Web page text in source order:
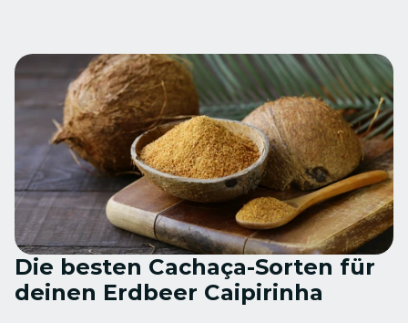
Die besten Cachaça-Sorten für
deinen Erdbeer Caipirinha